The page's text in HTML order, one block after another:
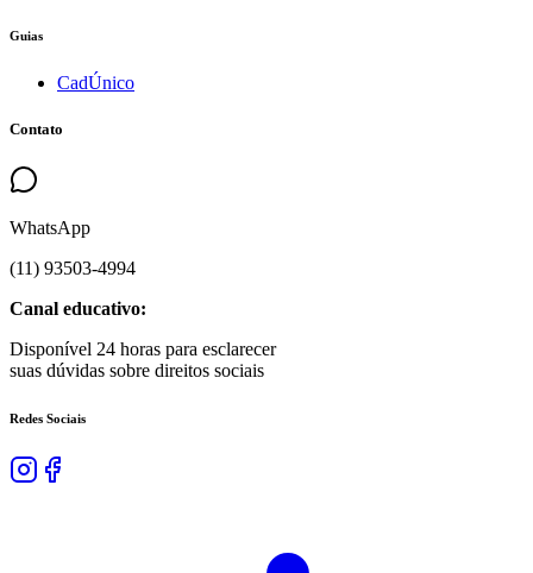
Guias
CadÚnico
Contato
WhatsApp
(11) 93503-4994
Canal educativo:
Disponível 24 horas para esclarecer
suas dúvidas sobre direitos sociais
Redes Sociais